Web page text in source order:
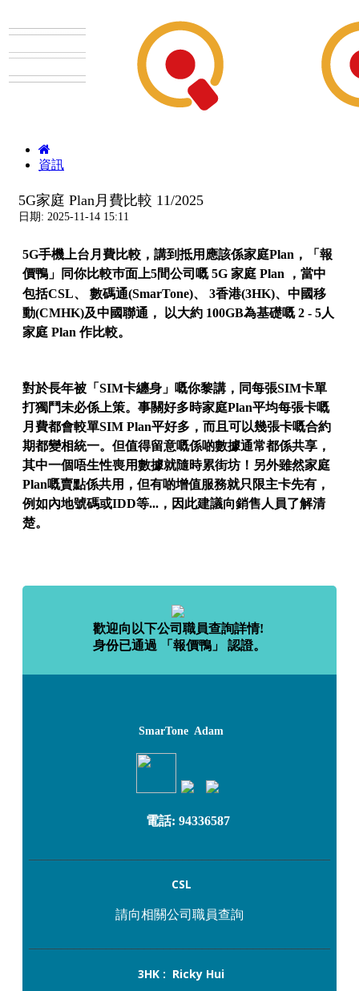
資訊
5G家庭 Plan月費比較 11/2025
日期: 2025-11-14 15:11
5G手機上台月費比較，講到抵用應該係家庭Plan，「報
價鴨」同你比較巿面上5間公司嘅 5G 家庭 Plan ，當中
包括CSL、 數碼通(SmarTone)、
3香港(3HK)、中國移
動(CMHK)及中國聯通， 以大約 100GB為基礎嘅2 - 5人
家庭 Plan 作比較。
對於長年被「SIM卡纏身」嘅你黎講，同每張SIM卡單
打獨鬥未必係上策。事關好多時家庭Plan平均每張卡嘅
月費都會較單SIM Plan平好多，而且可以幾張卡嘅合約
期都變相統一。但值得留意嘅係啲數據通常都係共享，
其中一個唔生性喪用數據就隨時累街坊！另外雖然家庭
Plan嘅賣點係共用，但有啲增值服務就只限主卡先有，
例如內地號碼或IDD等...，因此建議向銷售人員了解清
楚。
歡迎向以下公司職員查詢詳情!
身份已通過 「報價鴨」 認證。
SmarTone Adam
電話: 94336587
CSL
請向相關公司職員查詢
3HK : Ricky Hui